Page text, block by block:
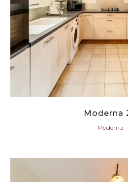
Moderna
Moderna